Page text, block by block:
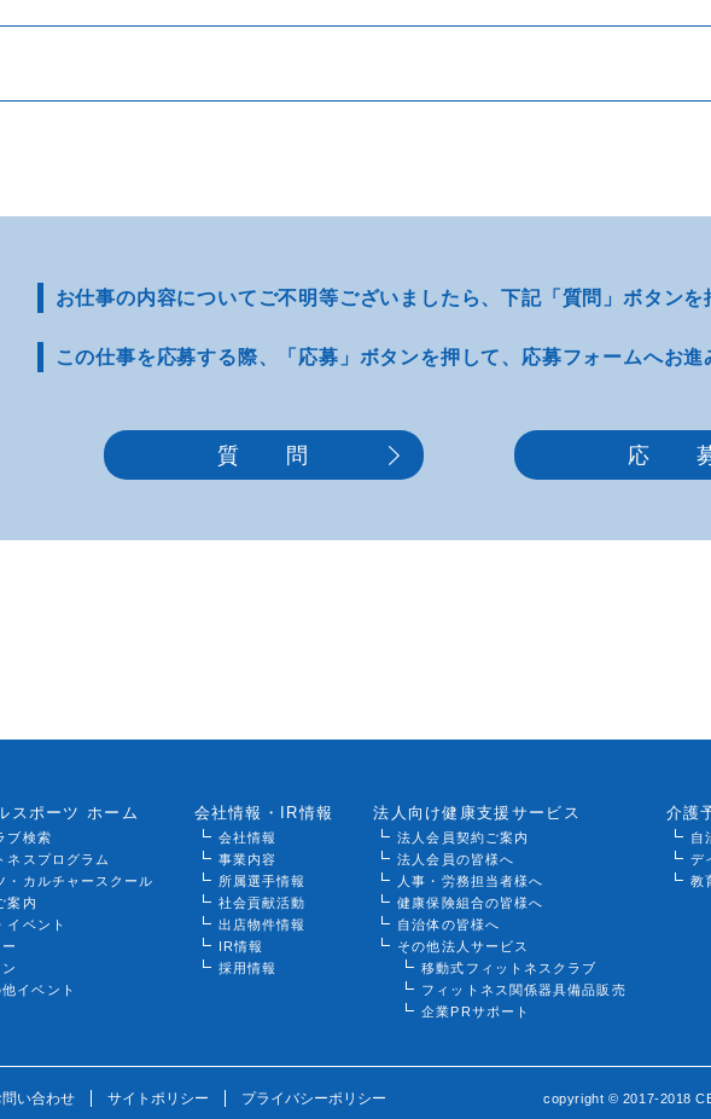
お仕事の内容についてご不明等ございましたら、下記「質問」ボタンを
この仕事を応募する際、 「応募」ボタンを押して、 応募フォームへお進
質 問 応
スポーツ ホーム
ブ検索
ネスプログラム
・カルチャースクール
案内
イベント
他イベント
会社情報・IR情報
会社情報
事業内容
所属選手情報
社会貢献活動
出店物件情報
IR情報
採用情報
法人向け健康支援サービス
法人会員契約ご案内
法人会員の皆様へ
人事・労務担当者様へ
健康保険組合の皆様へ
自治体の皆様へ
その他法人サービス
移動式フィットネスクラブ
フィットネス関係器具備品販売
企業PRサポート
介護
自
デ
教
問い合わせ サイトポリシー プライバシーポリシー copyright © 2017-2018